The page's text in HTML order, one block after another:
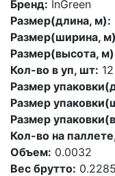
Бренд: InGreen
Размер(длина, м):
Размер(ширина,
Размер(высота,
Кол-во в уп, шт: 12
Размер
Размер
Размер
Кол-во на
Объем: 0.0032
Вес брутто: 0.2285